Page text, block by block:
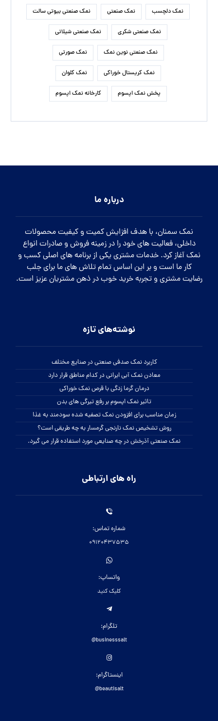
نمک دلچسب نمک صنعتی نمک صنعتی بیوتی سالت
نمک صنعتی شکری نمک صنعتی شیلاتی
نمک صنعتی نوین نمک نمک صورتی
نمک کریستال خوراکی نمک کلوان
پخش نمک اپسوم کارخانه نمک اپسوم
درباره ما
نمک سمنان، با هدف افزایش کمیت و کیفیت محصولات
داخلی، فعالیت های خود را در زمینه فروش و صادرات انواع
نمک آغاز کرد. خدمات مشتری یکی از برنامه های اصلی کسب و
کار ما است و بر این اساس تمام تلاش های ما برای جلب
رضایت مشتری و تجربه خرید خوب در ذهن مشتریان عزیز است.
نوشته‌های تازه
کاربرد نمک صدفی صنعتی در صنایع مختلف
معادن نمک آبی ایرانی در کدام مناطق قرار دارد
درمان گرما زدگی با قرص نمک خوراکی
تاثیر نمک اپسوم بر رفع تیرگی های بدن
زمان مناسب برای افزودن نمک تصفیه شده سودمند به غذا
روش تشخیص نمک نارنجی گرمسار به چه طریقی است؟
نمک صنعتی آذرخش در چه صنایعی مورد استفاده قرار می گیرد.
راه های ارتباطی
شماره تماس:
09120437535
واتساپ:
کلیک کنید
تلگرام:
businesssalt@
اینستاگرام:
beautisalt@